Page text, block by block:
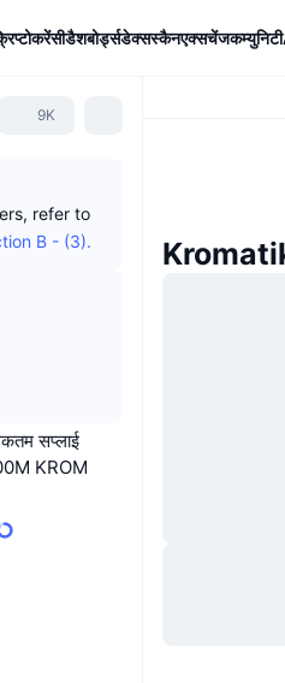
डैशबोर्ड्सडेक्सस्कैनएक्सचेंजकम्युनिटी
9K
refer to
B - (3).
सप्लाई
KROM